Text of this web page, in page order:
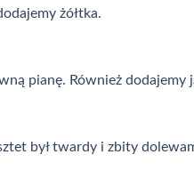
żółtka.
pianę. Również
był twardy i zbity